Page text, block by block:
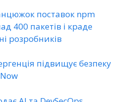
поставок npm
400 пакетів і краде
розробників
підвищує безпеку